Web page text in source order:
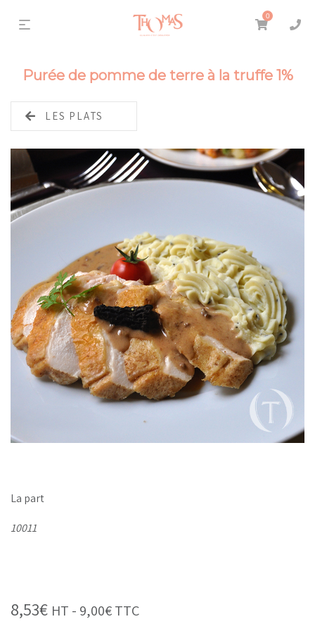
0
Purée de pomme de terre à la truffe 1%
LES PLATS
La part
10011
8,53€ HT - 9,00€TTC